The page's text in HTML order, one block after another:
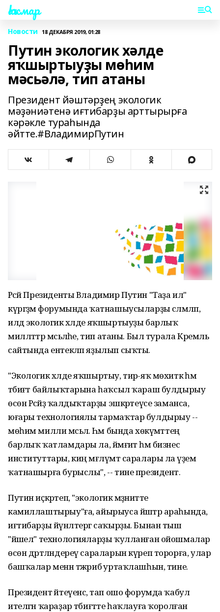
Һаҡмар
Новости 18 ДЕКАБРЯ 2019, 01:28
Путин экологик хәлде
яҡшыртыуҙы мөһим
мәсьәлә, тип атаны
Президент йәштәрҙең экологик
мәҙәниәтенә иғтибарҙы арттырырға
кәрәкле тураһында
әйтте.#ВладимирПутин
Рәсәй Президенты Владимир Путин "Таҙа ил"
күргәҙмә форумында ҡатнашыусыларҙы сәләмләп,
илдә экологик хәлде яҡшыртыуҙы барлыҡ
милләттәр мәсьәләһе, тип атаны. Был турала Кремль
сайтында ентекләп яҙылып сыҡты.
"Экологик хәлде яҡшыртыу, тирә-яҡ мөхиткә һәм
тәбиғәт байлыҡтарына һаҡсыл ҡараш булдырыу
өсөн Рәсәйҙә ҡалдыҡтарҙы эшкәртеүсе заманса,
юғары технологиялы тармаҡтар булдырыу --
мөһим милли мәсьәлә. Һәм бында хөкүмәттең
барлыҡ ҡатламдары ла, йәмғиәт һәм бизнес
институттары, киң мәғлүмәт саралары ла әүҙем
ҡатнашырға бурыслы", -- тине президент.
Путин иҫкәртеп, "экологик мәҙәниәтте
камиллаштырыу"ға, айырыуса йәштәр араһында,
иғтибарҙы йүнәлтергә саҡырҙы. Бынан тыш
"йәшел" технологияларҙы ҡулланған ойошмалар
өсөн дәртләндереү сараларын күреп торорға, улар
башҡалар менән тәжрибә уртаҡлашһын, тине.
Президент әйтеүенсә, тап ошо форумда ҡабул
ителгән ҡараҙар тәбиғәтте һаҡлауға ҡоролған